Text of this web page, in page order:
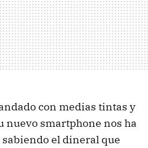
con medias tintas y
nuevo smartphone nos ha
el dineral que